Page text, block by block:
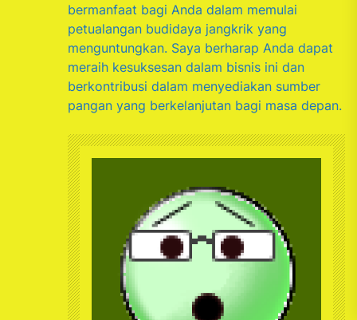
bermanfaat bagi Anda dalam memulai
petualangan budidaya jangkrik yang
menguntungkan. Saya berharap Anda dapat
meraih kesuksesan dalam bisnis ini dan
berkontribusi dalam menyediakan sumber
pangan yang berkelanjutan bagi masa depan.